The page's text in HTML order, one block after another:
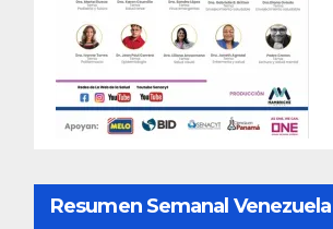
Resumen Semanal Venezuela